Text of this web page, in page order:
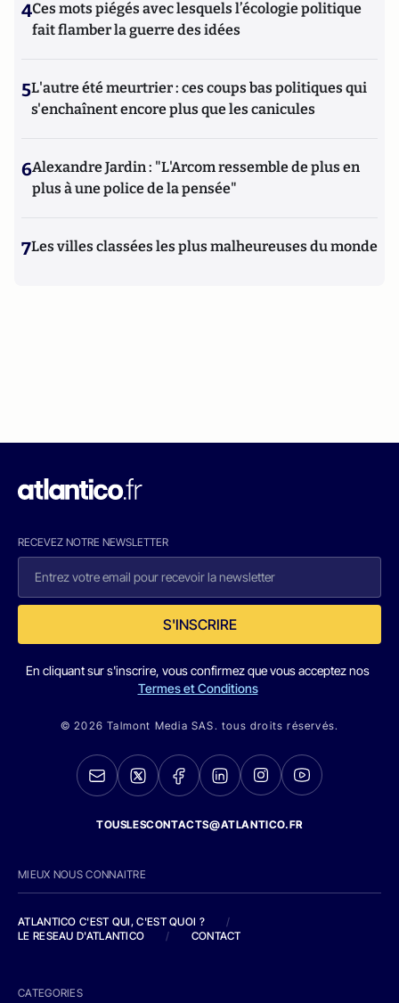
4Ces mots piégés avec lesquels l’écologie politique
fait flamber la guerre des idées
5L'autre été meurtrier : ces coups bas politiques qui
s'enchaînent encore plus que les canicules
6Alexandre Jardin : "L'Arcom ressemble de plus en
plus à une police de la pensée"
7Les villes classées les plus malheureuses du monde
RECEVEZ NOTRE NEWSLETTER
S'INSCRIRE
En cliquant sur s'inscrire, vous confirmez que vous acceptez nos
Termes et Conditions
© 2026 Talmont Media SAS. tous droits réservés.
TOUSLESCONTACTS@ATLANTICO.FR
MIEUX NOUS CONNAITRE
ATLANTICO C'EST QUI, C'EST QUOI ?
/
LE RESEAU D'ATLANTICO
/ CONTACT
CATEGORIES